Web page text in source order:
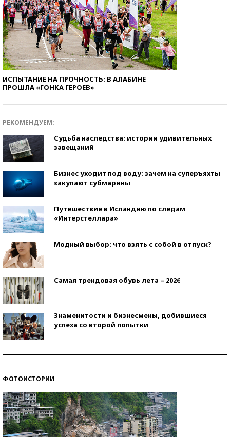
ИСПЫТАНИЕ НА ПРОЧНОСТЬ: В АЛАБИНЕ
ПРОШЛА «ГОНКА ГЕРОЕВ»
РЕКОМЕНДУЕМ:
Судьба наследства: истории удивительных
завещаний
Бизнес уходит под воду: зачем на суперъяхты
закупают субмарины
Путешествие в Исландию по следам
«Интерстеллара»
Модный выбор: что взять с собой в отпуск?
Самая трендовая обувь лета – 2026
Знаменитости и бизнесмены, добившиеся
успеха со второй попытки
ФОТОИСТОРИИ